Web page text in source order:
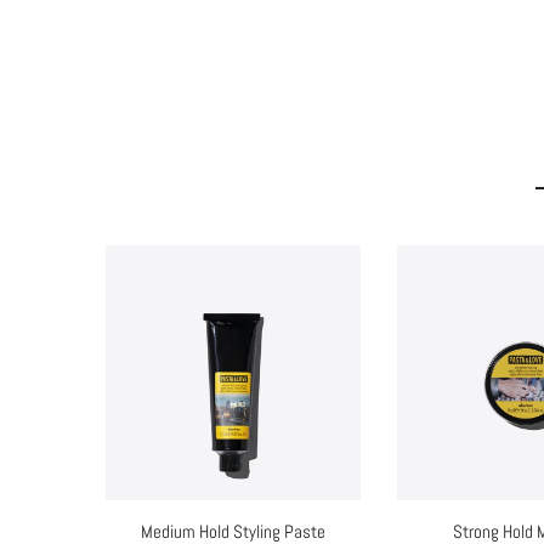
Medium Hold Styling Paste Strong Hold
hello@haarnomade-shop.de
Sichere